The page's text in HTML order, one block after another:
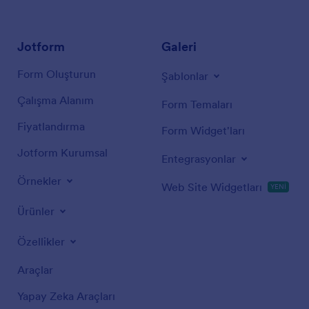
Jotform
Form Oluşturun
Çalışma Alanım
Fiyatlandırma
Jotform Kurumsal
Örnekler
Ürünler
Özellikler
Araçlar
Yapay Zeka Araçları
Galeri
Şablonlar
Form Temaları
Form Widget'ları
Entegrasyonlar
Web Site Widgetları YENİ